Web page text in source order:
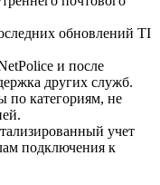
обновлений TI
и после
других служб.
по категориям, не
учет
подключения к